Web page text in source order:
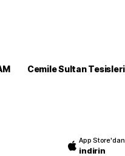
Cemile Sultan Tesisleri
App Store'dan
indirin